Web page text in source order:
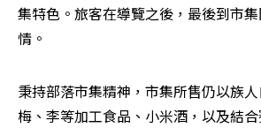
集特色。旅客在導覽之後，最後到市
情。
秉持部落市集精神，市集所售仍以族人
梅、李等加工食品、小米酒，以及結